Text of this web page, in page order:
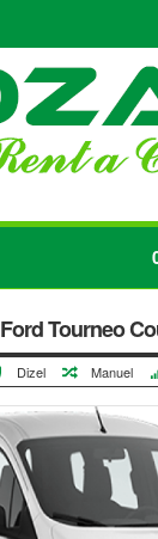
ANASAYFA
HAKKIMIZDA
FİYAT LİSTESİ
TRANSFER
Ford Tourneo
Dizel Manuel